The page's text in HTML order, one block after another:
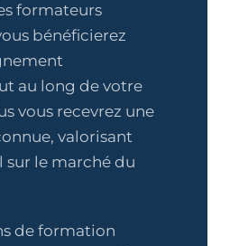
formateurs
bénéficierez
au long de votre
vous recevrez une
valorisant
sur le marché du
de formation